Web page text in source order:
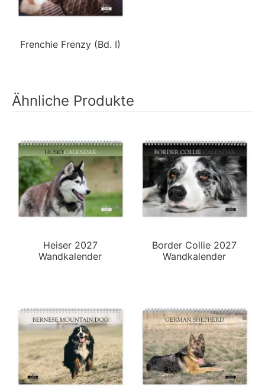
Frenchie Frenzy (Bd. I)
Ähnliche Produkte
Heiser 2027
Wandkalender
Border Collie 2027
Wandkalender